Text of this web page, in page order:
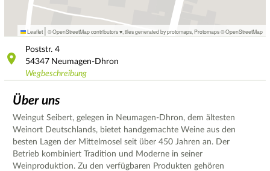
Leaflet | © OpenStreetMap contributors ♥, tiles generated by protomaps Protomaps©OpenStreetMap
Poststr. 4
54347 Neumagen-Dhron
Wegbeschreibung
Über uns
Weingut Seibert, gelegen in Neumagen-Dhron, dem ältesten
Weinort Deutschlands, bietet handgemachte Weine aus den
besten Lagen der Mittelmosel seit über 450 Jahren an. Der
Betrieb kombiniert Tradition und Moderne in seiner
Weinproduktion. Zu den verfügbaren Produkten gehören